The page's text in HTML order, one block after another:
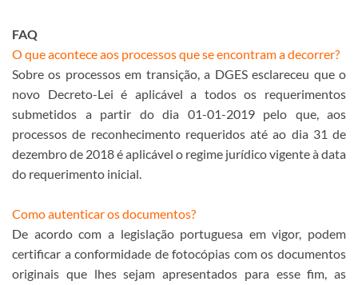
FAQ
O que acontece aos processos que se encontram a decorrer?
Sobre os processos em transição, a DGES esclareceu que o
novo Decreto-Lei é aplicável a todos os requerimentos
submetidos a partir do dia 01-01-2019 pelo que, aos
processos de reconhecimento requeridos até ao dia 31 ​de
dezembro de 2018 é aplicável o regime jurídico vigente à data
do requerimento inicial.
Como autenticar os documentos?
De acordo com a legislação portuguesa em vigor, podem
certificar a conformidade de fotocópias com os documentos
originais que lhes sejam apresentados para esse fim, as